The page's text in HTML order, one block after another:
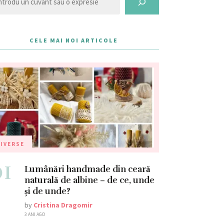
CELE MAI NOI ARTICOLE
Lumânări handmade din ceară
naturală de albine – de ce, unde
și de unde?
by Cristina Dragomir
3 ANI AGO